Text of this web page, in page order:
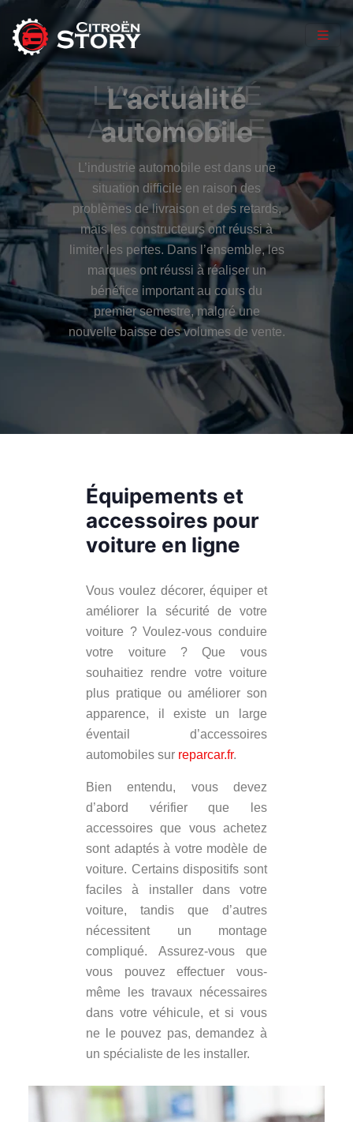
L’actualité
automobile
L’ACTUALITÉ
AUTOMOBILE
L’industrie automobile est dans une
situation difficile en raison des
problèmes de livraison et des retards,
mais les constructeurs ont réussi à
limiter les pertes. Dans l’ensemble, les
marques ont réussi à réaliser un
bénéfice important au cours du
premier semestre, malgré une
nouvelle baisse des volumes de vente.
Équipements et
accessoires pour
voiture en ligne
Vous voulez décorer, équiper et
améliorer la sécurité de votre
voiture ? Voulez-vous conduire
votre voiture ? Que vous
souhaitiez rendre votre voiture
plus pratique ou améliorer son
apparence, il existe un large
éventail d’accessoires
automobiles sur reparcar.fr.
Bien entendu, vous devez
d’abord vérifier que les
accessoires que vous achetez
sont adaptés à votre modèle de
voiture. Certains dispositifs sont
faciles à installer dans votre
voiture, tandis que d’autres
nécessitent un montage
compliqué. Assurez-vous que
vous pouvez effectuer vous-
même les travaux nécessaires
dans votre véhicule, et si vous
ne le pouvez pas, demandez à
un spécialiste de les installer.